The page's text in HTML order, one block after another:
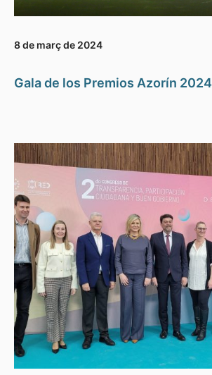
8 de març de 2024
Gala de los Premios Azorín 2024